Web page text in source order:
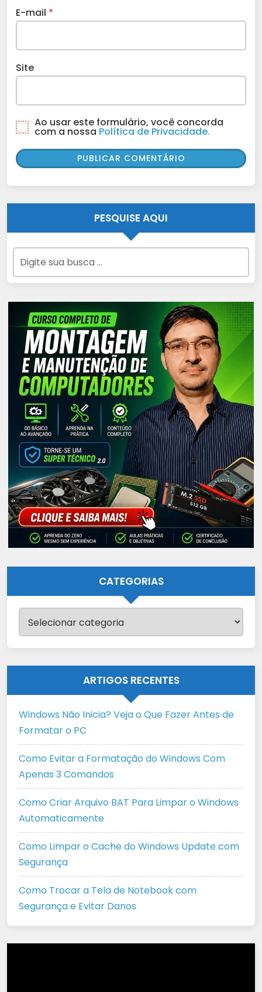
E-mail *
Site
Ao usar este formulário, você concorda
com a nossa Política de Privacidade.
PESQUISE AQUI
CATEGORIAS
ARTIGOS RECENTES
Windows Não Inicia? Veja o Que Fazer Antes de
Formatar o PC
Como Evitar a Formatação do Windows Com
Apenas 3 Comandos
Como Criar Arquivo BAT Para Limpar o Windows
Automaticamente
Como Limpar o Cache do Windows Update com
Segurança
Como Trocar a Tela de Notebook com
Segurança e Evitar Danos